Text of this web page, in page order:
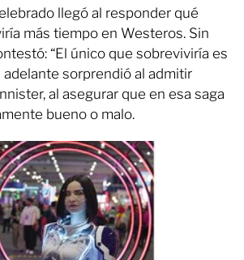
llegó al responder qué
más tiempo en Westeros. Sin
“El único que sobreviviría es
adelante sorprendió al admitir
al asegurar que en esa saga
bueno o malo.